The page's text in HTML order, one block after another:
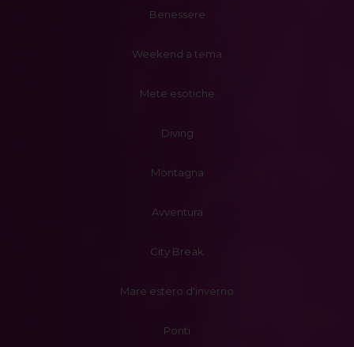
Benessere
Weekend a tema
Mete esotiche
Diving
Montagna
Avventura
City Break
Mare estero d'inverno
Ponti